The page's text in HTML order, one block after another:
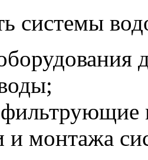
системы
и монтажа